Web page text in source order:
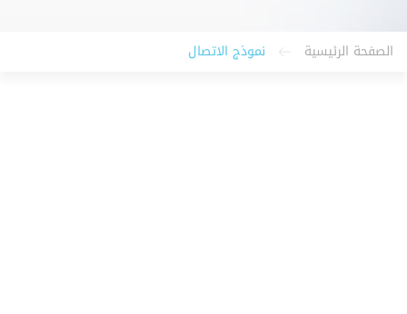
الصفحة الرئيسية نموذج الاتصال